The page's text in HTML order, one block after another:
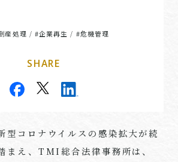
産処理 / #企業再生 / #危機管理
SHARE
型コロナウイルスの感染拡大が続
まえ、TMI総合法律事務所は、